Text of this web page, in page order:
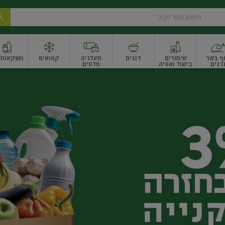
בשר
ודגים
שימורים
בישול ואפיה
דגנים מעדניה
סלטים
ונקניקים
קפואים משקאות
ואגוזיםפירות יבשים ארוזפירות יבשים בתפזורתפיצוחים, אגוזים